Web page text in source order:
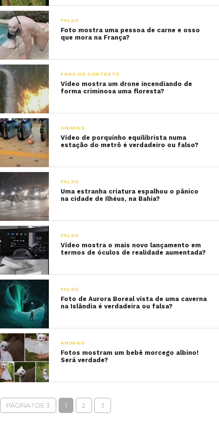
FALSO
Foto mostra uma pessoa de carne e osso
que mora na França?
FORA DE CONTEXTO
Vídeo mostra um drone incendiando de
forma criminosa uma floresta?
ANIMAIS
Vídeo de porquinho equilibrista numa
estação do metrô é verdadeiro ou falso?
FALSO
Uma estranha criatura espalhou o pânico
na cidade de Ilhéus, na Bahia?
FALSO
Vídeo mostra o mais novo lançamento em
termos de óculos de realidade aumentada?
FALSO
Foto de Aurora Boreal vista de uma caverna
na Islândia é verdadeira ou falsa?
ANIMAIS
Fotos mostram um bebê morcego albino!
Será verdade?
PÁGINA 1 DE 3 1 2 3